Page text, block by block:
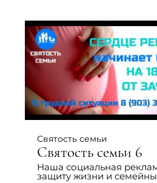
бы задали, и требуем
Такере Карлсоне Один
самых смелых ведущих.
Никакой толерантности,
никакого трепета перед
правящим классом.
честный и открытый
современные проблемы.
Только искренность,
хардкор.
Святость семьи
Святость семьи 6
Наша социальная
защиту жизни и